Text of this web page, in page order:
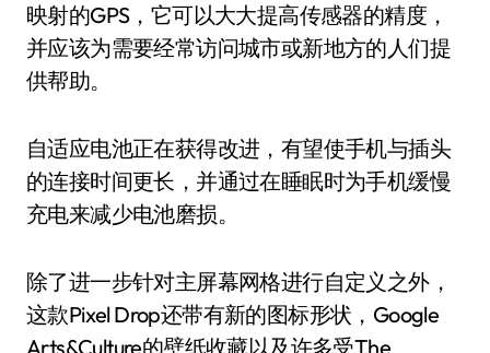
映射的GPS，它可以大大提高传感器的精度，
并应该为需要经常访问城市或新地方的人们提
供帮助。
自适应电池正在获得改进，有望使手机与插头
的连接时间更长，并通过在睡眠时为手机缓慢
充电来减少电池磨损。
除了进一步针对主屏幕网格进行自定义之外，
这款Pixel Drop还带有新的图标形状，Google
Arts&Culture的壁纸收藏以及许多受The